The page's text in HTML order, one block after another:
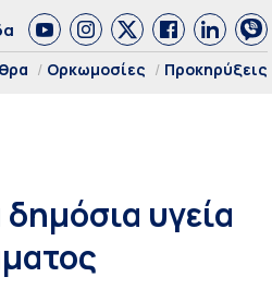
Ορκωμοσίες Προκηρύξεις
υγεία